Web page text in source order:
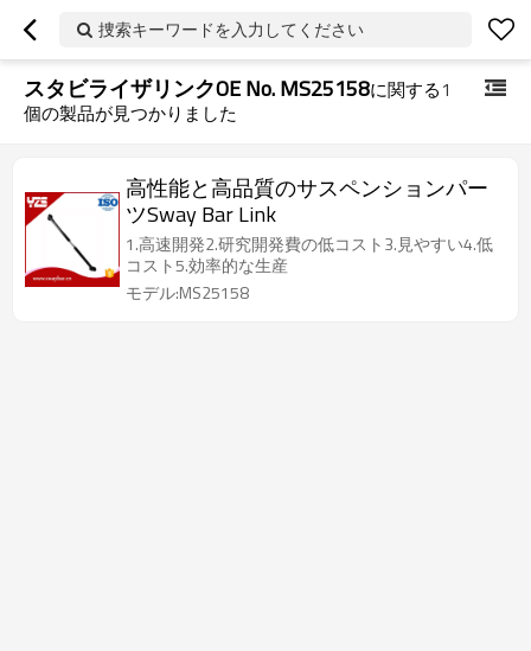
捜索キーワードを入力してください
スタビライザリンクOE No. MS25158に関する1
個の製品が見つかりました
高性能と高品質のサスペンションパー
ツSway Bar Link
1.高速開発2.研究開発費の低コスト3.見やすい4.低
コスト5.効率的な生産
モデル:MS25158